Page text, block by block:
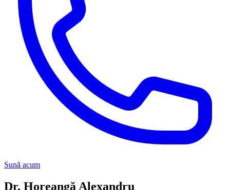
Sună acum
Dr. Horeangă Alexandru